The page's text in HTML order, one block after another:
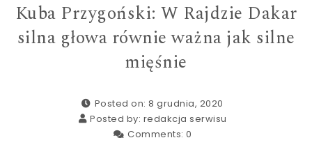
Kuba Przygoński: W Rajdzie Dakar
silna głowa równie ważna jak silne
mięśnie
Posted on: 8 grudnia, 2020
Posted by: redakcja serwisu
Comments: 0